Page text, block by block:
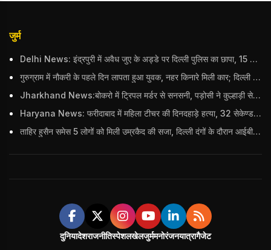
जुर्म
Delhi News: इंद्रपुरी में अवैध जुए के अड्डे पर दिल्ली पुलिस का छापा, 15 जुआरियों को पकड़ा; ₹3.61 लाख नकद और अन्य सामान बरामद
गुरुग्राम में नौकरी के पहले दिन लापता हुआ युवक, नहर किनारे मिली कार; दिल्ली पुलिस ने दर्ज की FIR
Jharkhand News:बोकरो में ट्रिपल मर्डर से सनसनी, पड़ोसी ने कुल्हाड़ी से पति-पत्नी और बहु की हत्या की
Haryana News: फरीदाबाद में महिला टीचर की दिनदहाड़े हत्या, 32 सेकेण्ड में 34 बार किया वार
ताहिर हुसैन समेस 5 लोगों को मिली उम्रकैद की सजा, दिल्ली दंगों के दौरान आईबी अधिकारी का किया था कत्ल
दुनियादेशराजनीतिस्पेशलखेलजुर्ममनोरंजनयात्रागैजेट